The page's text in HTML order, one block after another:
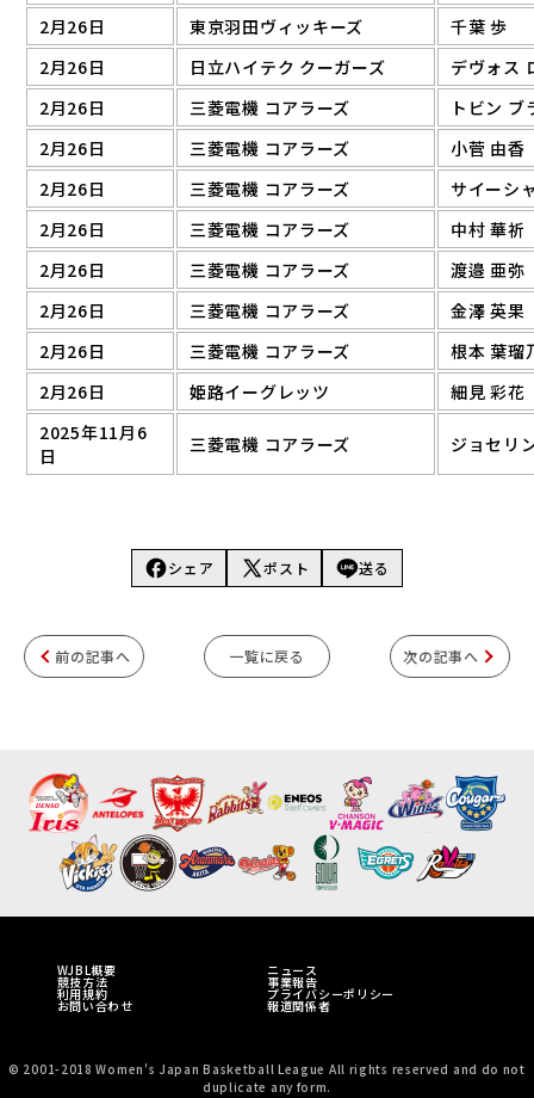
2月26日
東京羽田ヴィッキーズ
千葉 歩
2月26日
日立ハイテク クーガーズ
デヴォス
2月26日
三菱電機 コアラーズ
トビン ブ
2月26日
三菱電機 コアラーズ
小菅 由香
2月26日
三菱電機 コアラーズ
サイーシ
2月26日
三菱電機 コアラーズ
中村 華祈
2月26日
三菱電機 コアラーズ
渡邉 亜弥
2月26日
三菱電機 コアラーズ
金澤 英果
2月26日
三菱電機 コアラーズ
根本 葉瑠
2月26日
姫路イーグレッツ
細見 彩花
2025年11月6
日
三菱電機 コアラーズ ジョセリ
シェア ポスト 送る
前の記事へ 一覧に戻る 次の記事へ
WJBL概要 ニュース
競技方法 事業報告
利用規約 プライバシーポリシー
お問い合わせ 報道関係者
© 2001-2018 Women's Japan Basketball League All rights reserved and do not
duplicate any form.